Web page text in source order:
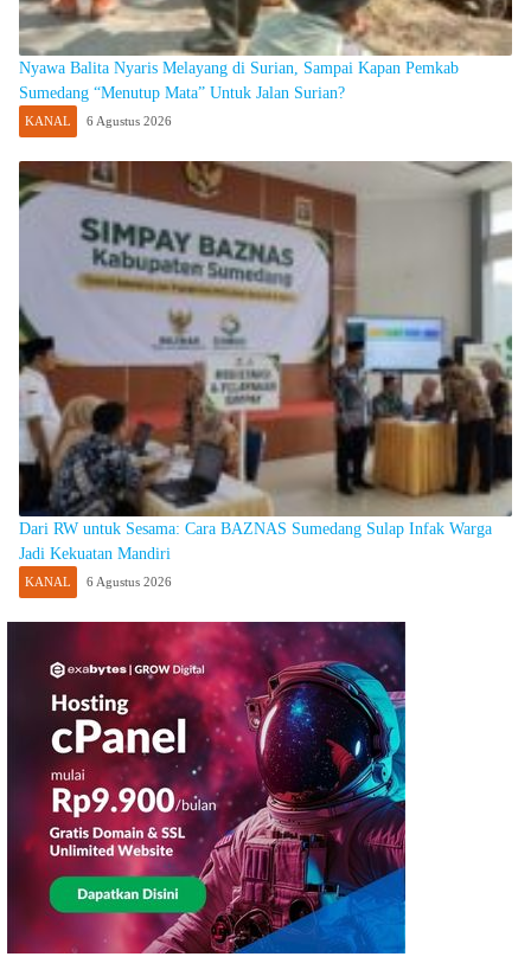
Nyawa Balita Nyaris Melayang di Surian, Sampai Kapan Pemkab
Sumedang “Menutup Mata” Untuk Jalan Surian?
KANAL 6 Agustus 2026
Dari RW untuk Sesama: Cara BAZNAS Sumedang Sulap Infak Warga
Jadi Kekuatan Mandiri
KANAL 6 Agustus 2026